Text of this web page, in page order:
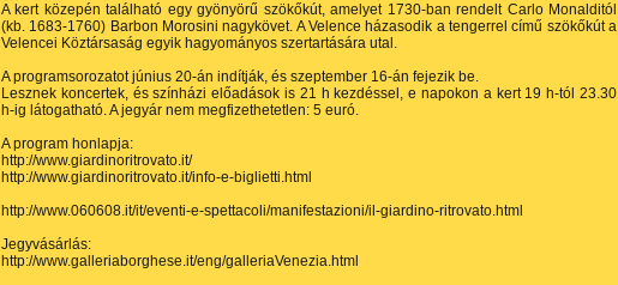
A kert közepén található egy gyönyörű szökőkút, amelyet 1730-ban rendelt Carlo Monalditól
(kb. 1683-1760) Barbon Morosini nagykövet. A Velence házasodik a tengerrel című szökőkút a
Velencei Köztársaság egyik hagyományos szertartására utal.
A programsorozatot június 20-án indítják, és szeptember 16-án fejezik be.
Lesznek koncertek, és színházi előadások is 21 h kezdéssel, e napokon a kert 19 h-tól 23.30
h-ig látogatható. A jegyár nem megfizethetetlen: 5 euró.
A program honlapja:
http://www.giardinoritrovato.it/
http://www.giardinoritrovato.it/info-e-biglietti.html
http://www.060608.it/it/eventi-e-spettacoli/manifestazioni/il-giardino-ritrovato.html
Jegyvásárlás:
http://www.galleriaborghese.it/eng/galleriaVenezia.html